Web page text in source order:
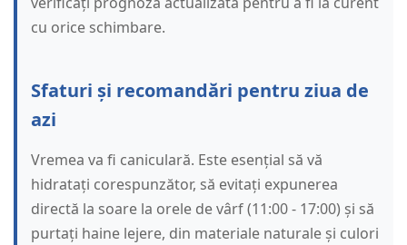
cu orice schimbare.
Sfaturi și recomandări pentru ziua de
azi
Vremea va fi caniculară. Este esențial să vă
hidratați corespunzător, să evitați expunerea
directă la soare la orele de vârf (11:00 - 17:00) și să
purtați haine lejere, din materiale naturale și culori